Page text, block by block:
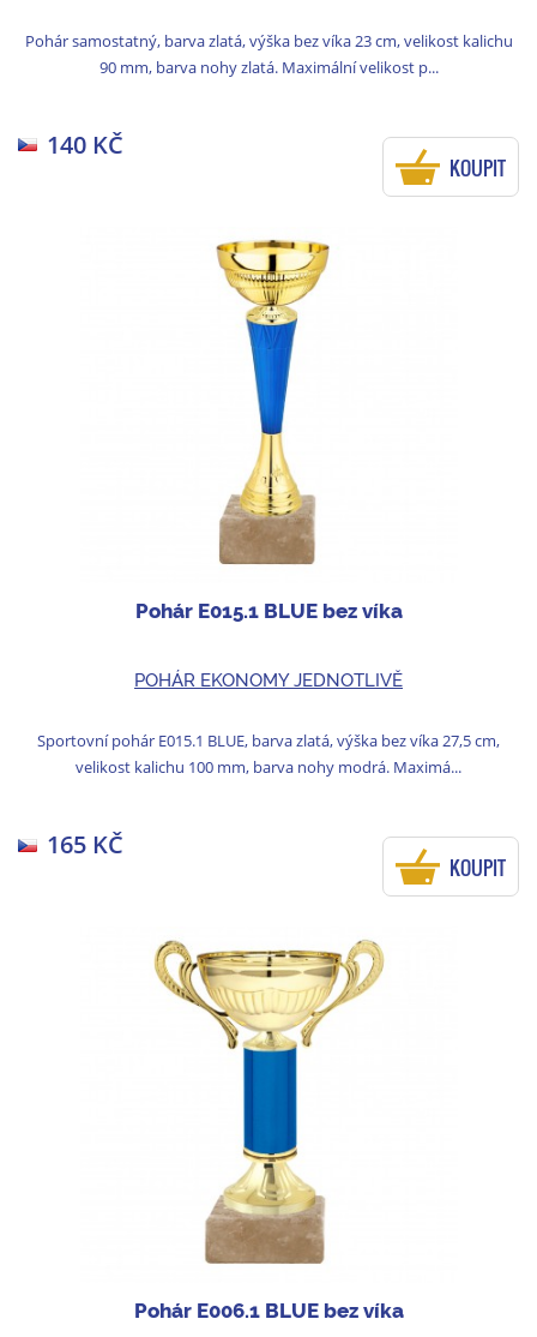
Pohár samostatný, barva zlatá, výška bez víka 23 cm, velikost kalichu
90 mm, barva nohy zlatá. Maximální velikost p...
140 KČ
KOUPIT
Pohár E015.1 BLUE bez víka
POHÁR EKONOMY JEDNOTLIVĚ
Sportovní pohár E015.1 BLUE, barva zlatá, výška bez víka 27,5 cm,
velikost kalichu 100 mm, barva nohy modrá. Maximá...
165 KČ
KOUPIT
Pohár E006.1 BLUE bez víka